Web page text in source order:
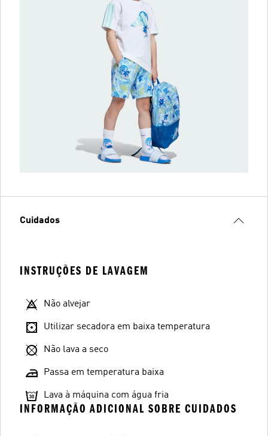
Cuidados
INSTRUÇÕES DE LAVAGEM
Não alvejar
Utilizar secadora em baixa temperatura
Não lava a seco
Passa em temperatura baixa
Lava à máquina com água fria
INFORMAÇÃO ADICIONAL SOBRE CUIDADOS